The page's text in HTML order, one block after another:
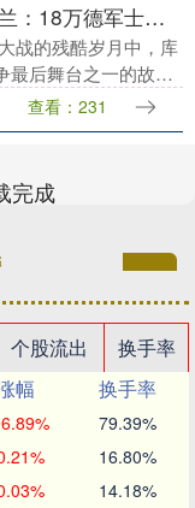
信富网 喋血库尔兰：18万德军士兵排成整齐的队伍，唱着军歌，向苏军投降
战的残酷岁月中，库
最后舞台之一的故
史长河中的悲壮史
亚西部的土地，曾经
查看：231
完成
个股流出
换手率
幅
换手率
79.39%
16.80%
14.18%